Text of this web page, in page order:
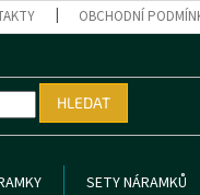
OBCHODNÍ
HLEDAT
SETY NÁRAMKŮ